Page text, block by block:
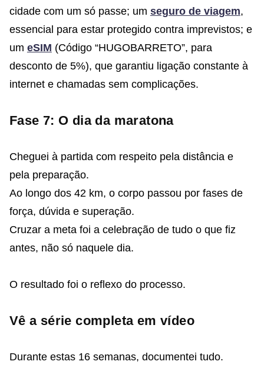
cidade com um só passe; um seguro de viagem,
essencial para estar protegido contra imprevistos; e
um eSIM (Código “HUGOBARRETO”, para
desconto de 5%), que garantiu ligação constante à
internet e chamadas sem complicações.
Fase 7: O dia da maratona
Cheguei à partida com respeito pela distância e
pela preparação.
Ao longo dos 42 km, o corpo passou por fases de
força, dúvida e superação.
Cruzar a meta foi a celebração de tudo o que fiz
antes, não só naquele dia.
O resultado foi o reflexo do processo.
Vê a série completa em vídeo
Durante estas 16 semanas, documentei tudo.